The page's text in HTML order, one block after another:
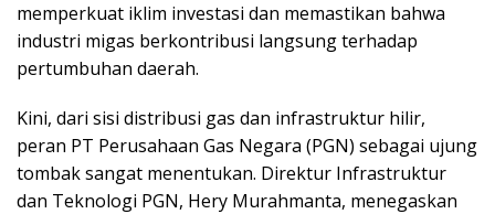
memperkuat iklim investasi dan memastikan bahwa
industri migas berkontribusi langsung terhadap
pertumbuhan daerah.
Kini, dari sisi distribusi gas dan infrastruktur hilir,
peran PT Perusahaan Gas Negara (PGN) sebagai ujung
tombak sangat menentukan. Direktur Infrastruktur
dan Teknologi PGN, Hery Murahmanta, menegaskan